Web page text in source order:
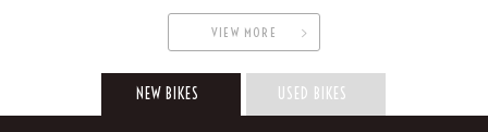
VIEW MORE
NEW BIKES USED BIKES